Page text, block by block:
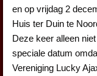
en op vrijdag 2
Huis ter Duin te
Deze keer alleen
speciale datum
Vereniging Lucky